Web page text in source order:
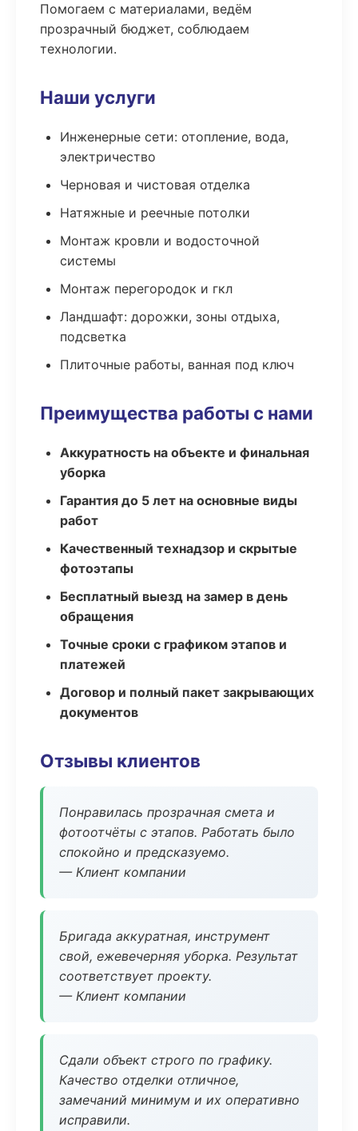
Помогаем с материалами, ведём
прозрачный бюджет, соблюдаем
технологии.
Наши услуги
Инженерные сети: отопление, вода,
электричество
Черновая и чистовая отделка
Натяжные и реечные потолки
Монтаж кровли и водосточной
системы
Монтаж перегородок и гкл
Ландшафт: дорожки, зоны отдыха,
подсветка
Плиточные работы, ванная под ключ
Преимущества работы с нами
Аккуратность на объекте и финальная
уборка
Гарантия до 5 лет на основные виды
работ
Качественный технадзор и скрытые
фотоэтапы
Бесплатный выезд на замер в день
обращения
Точные сроки с графиком этапов и
платежей
Договор и полный пакет закрывающих
документов
Отзывы клиентов
Понравилась прозрачная смета и
фотоотчёты с этапов. Работать было
спокойно и предсказуемо.
— Клиент компании
Бригада аккуратная, инструмент
свой, ежевечерняя уборка. Результат
соответствует проекту.
— Клиент компании
Сдали объект строго по графику.
Качество отделки отличное,
замечаний минимум и их оперативно
исправили.